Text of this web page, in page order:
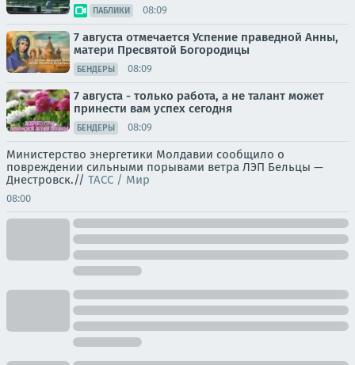
ПАБЛИКИ 08:09
7 августа отмечается Успение праведной Анны,
матери Пресвятой Богородицы
БЕНДЕРЫ 08:09
7 августа - только работа, а не талант может
принести вам успех сегодня
БЕНДЕРЫ 08:09
Министерство энергетики Молдавии сообщило о
повреждении сильными порывами ветра ЛЭП Бельцы —
Днестровск.// ТАСС / Мир
08:00